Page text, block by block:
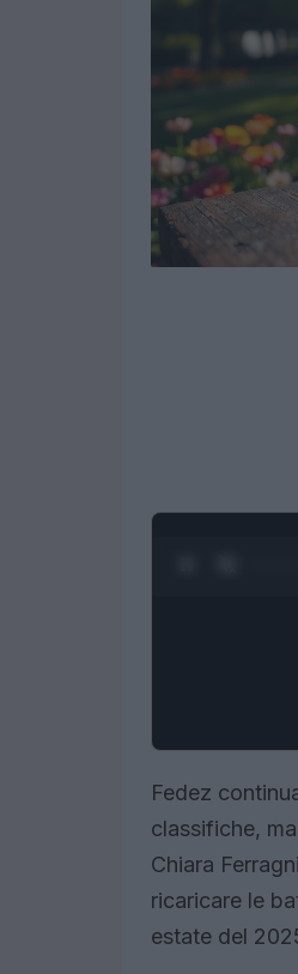
Fedez
classifiche,
Chiara
ricaricare le
estate del